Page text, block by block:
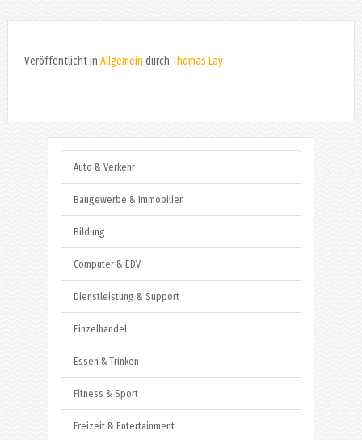
Veröffentlicht in Allgemein durch Thomas Lay
Auto & Verkehr
Baugewerbe & Immobilien
Bildung
Computer & EDV
Dienstleistung & Support
Einzelhandel
Essen & Trinken
Fitness & Sport
Freizeit & Entertainment